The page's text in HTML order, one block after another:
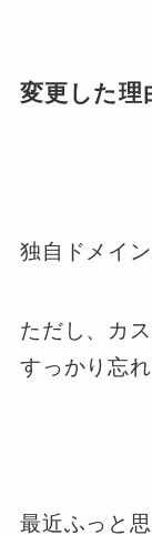
変更した
独自ドメイ
ただし、カ
すっかり忘
最近ふっと